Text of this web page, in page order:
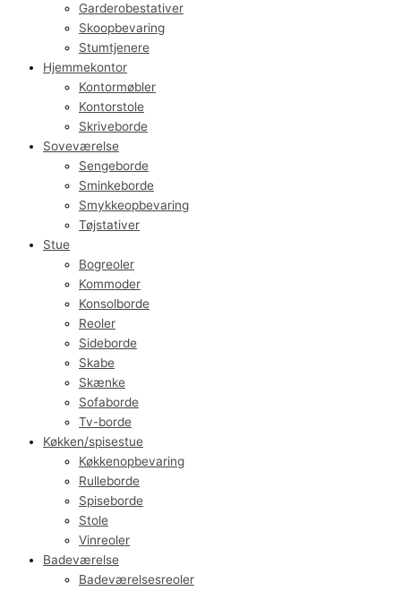
Garderobestativer
Skoopbevaring
Stumtjenere
Hjemmekontor
Kontormøbler
Kontorstole
Skriveborde
Soveværelse
Sengeborde
Sminkeborde
Smykkeopbevaring
Tøjstativer
Stue
Bogreoler
Kommoder
Konsolborde
Reoler
Sideborde
Skabe
Skænke
Sofaborde
Tv-borde
Køkken/spisestue
Køkkenopbevaring
Rulleborde
Spiseborde
Stole
Vinreoler
Badeværelse
Badeværelsesreoler